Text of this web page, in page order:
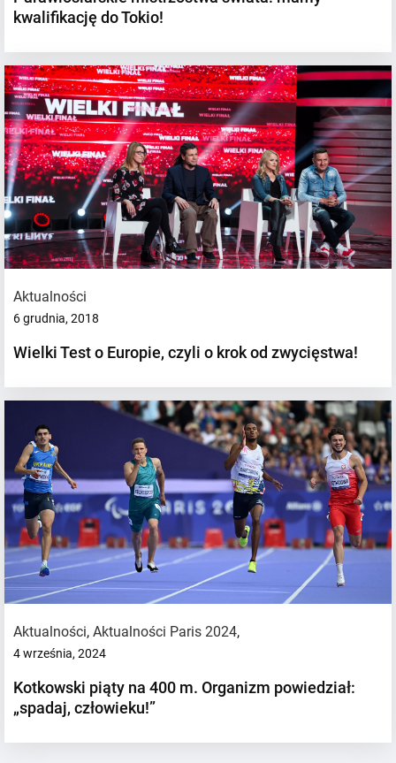
kwalifikację do Tokio!
Aktualności
6 grudnia, 2018
Wielki Test o Europie, czyli o krok od zwycięstwa!
Aktualności, Aktualności Paris 2024,
4 września, 2024
Kotkowski piąty na 400 m. Organizm powiedział:
„spadaj, człowieku!”